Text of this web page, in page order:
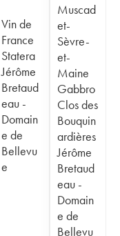
Vin de
France
Statera
Jérôme
Bretaud
eau -
Domain
e de
Bellevu
e
Muscad
et-
Sèvre-
et-
Maine
Gabbro
Clos des
Bouquin
ardières
Jérôme
Bretaud
eau -
Domain
e de
Bellevu